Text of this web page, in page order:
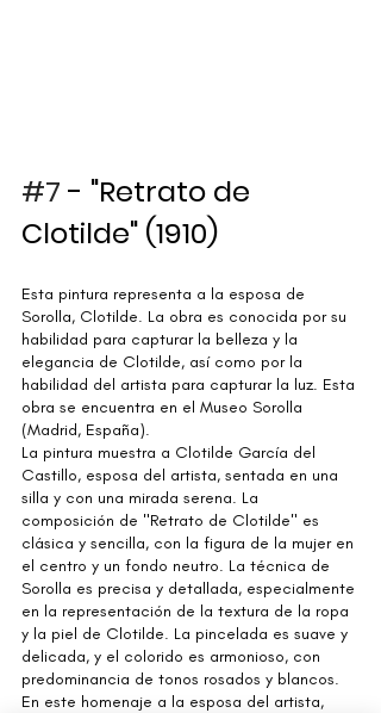
#7 - "Retrato de
Clotilde" (1910)
Esta pintura representa a la esposa de
Sorolla, Clotilde. La obra es conocida por su
habilidad para capturar la belleza y la
elegancia de Clotilde, así como por la
habilidad del artista para capturar la luz. Esta
obra se encuentra en el Museo Sorolla
(Madrid, España).
La pintura muestra a Clotilde García del
Castillo, esposa del artista, sentada en una
silla y con una mirada serena. La
composición de "Retrato de Clotilde" es
clásica y sencilla, con la figura de la mujer en
el centro y un fondo neutro. La técnica de
Sorolla es precisa y detallada, especialmente
en la representación de la textura de la ropa
y la piel de Clotilde. La pincelada es suave y
delicada, y el colorido es armonioso, con
predominancia de tonos rosados y blancos.
En este homenaje a la esposa del artista,